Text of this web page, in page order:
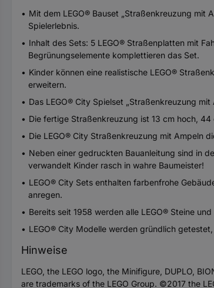
Mit dem LEGO® Bauset „Straßenkreuzung mit
Spielerlebnis.
Inhalt des Sets: 5 LEGO® Straßenplatten mit
Begrünungselemente komplettieren das Set.
Kinder können eine realistische LEGO®
erweitern.
Das LEGO® City Spielset „Straßenkreuzung
Die fertige Straßenkreuzung ist 13 cm hoch,
Die LEGO® City Straßenkreuzung mit Ampeln
Neben einer gedruckten Bauanleitung sind in
verwandelt Kinder rasch in wahre Baumeister!
LEGO® City Sets enthalten farbenfrohe
anregen.
Bereits seit 1958 werden alle LEGO® Steine
LEGO® City Modelle werden gründlich
Hinweise
LEGO, the LEGO logo, the Minifigure, DUPLO,
are trademarks of the LEGO Group. ©2017 the